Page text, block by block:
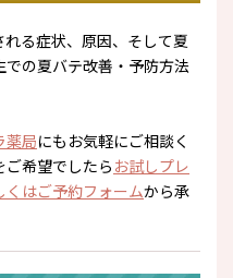
る症状、原因、そして夏
の夏バテ改善・予防方法
薬局にもお気軽にご相談く
希望でしたら お試しプレ
くはご予約フォームから承